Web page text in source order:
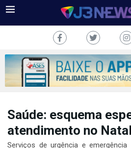
J3NEWS
Saúde: esquema
atendimento no
Serviços de urgência e emergência